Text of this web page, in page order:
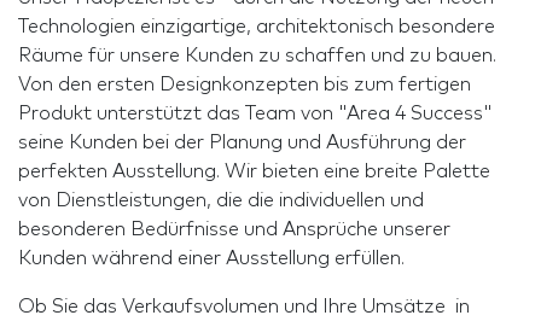
Technologien einzigartige, architektonisch besondere
Räume für unsere Kunden zu schaffen und zu bauen.
Von den ersten Designkonzepten bis zum fertigen
Produkt unterstützt das Team von "Area 4 Success"
seine Kunden bei der Planung und Ausführung der
perfekten Ausstellung. Wir bieten eine breite Palette
von Dienstleistungen, die die individuellen und
besonderen Bedürfnisse und Ansprüche unserer
Kunden während einer Ausstellung erfüllen.
Ob Sie das Verkaufsvolumen und Ihre Umsätze in